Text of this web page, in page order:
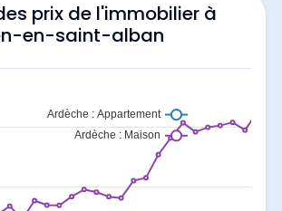
prix de l'immobilier à
en-saint-alban